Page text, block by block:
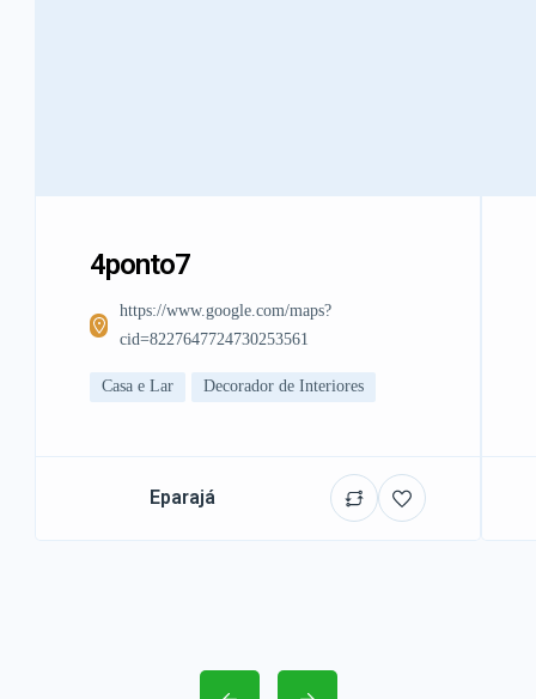
4ponto7
https://www.google.com/maps?
cid=8227647724730253561
Casa e Lar Decorador de Interiores
Eparajá